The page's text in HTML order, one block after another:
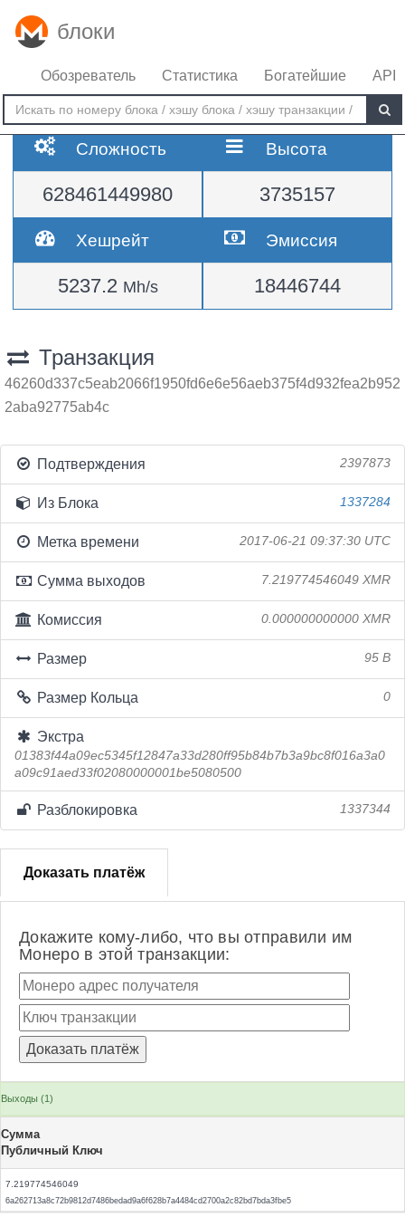
блоки
Обозреватель Статистика Богатейшие API
Сложность
628461449980
Высота
3735157
Хешрейт
5237.2 Mh/s
Эмиссия
18446744
Транзакция
46260d337c5eab2066f1950fd6e6e56aeb375f4d932fea2b952
2aba92775ab4c
Подтверждения 2397873
Из Блока 1337284
Метка времени 2017-06-21 09:37:30 UTC
Сумма выходов 7.219774546049 XMR
Комиссия 0.000000000000 XMR
Размер 95 B
Размер Кольца 0
Экстра
01383f44a09ec5345f12847a33d280ff95b84b7b3a9bc8f016a3a0
a09c91aed33f02080000001be5080500
Разблокировка 1337344
Доказать платёж
Докажите кому-либо, что вы отправили им
Монеро в этой транзакции:
Выходы (1)
Сумма
Публичный Ключ
7.219774546049
6a262713a8c72b9812d7486bedad9a6f628b7a4484cd2700a2c82bd7bda3fbe5